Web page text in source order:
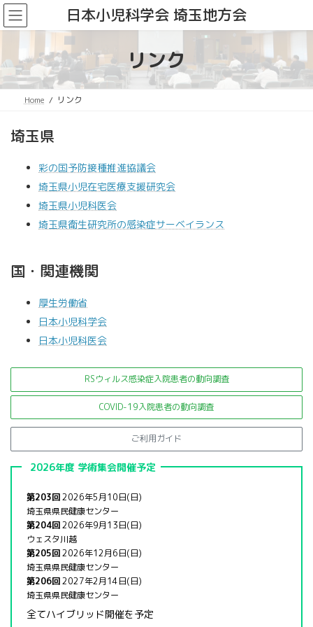
コ
ン
テ
ツ
へ
ス
ナ
ビ
ゲ
シ
ョ
ン
日本小児科学会 埼玉地方会
リンク
Home リンク
埼玉県
彩の国予防接種推進協議会
埼玉県小児在宅医療支援研究会
埼玉県小児科医会
埼玉県衛生研究所の感染症サーベイランス
国・関連機関
厚生労働省
日本小児科学会
日本小児科医会
RSウィルス感染症入院患者の動向調査
COVID-19入院患者の動向調査
ご利用ガイド
2026年度 学術集会開催予定
第203回2026年5月10日(日)
埼玉県県民健康センター
第204回2026年9月13日(日)
ウェスタ川越
第205回2026年12月6日(日)
埼玉県県民健康センター
第206回2027年2月14日(日)
埼玉県県民健康センター
全てハイブリッド開催を予定